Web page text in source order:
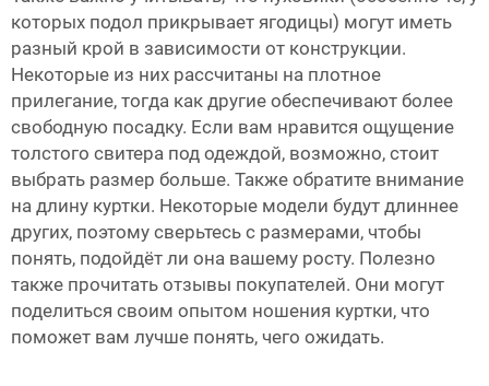
которых подол прикрывает ягодицы) могут иметь
разный крой в зависимости от конструкции.
Некоторые из них рассчитаны на плотное
прилегание, тогда как другие обеспечивают более
свободную посадку. Если вам нравится ощущение
толстого свитера под одеждой, возможно, стоит
выбрать размер больше. Также обратите внимание
на длину куртки. Некоторые модели будут длиннее
других, поэтому сверьтесь с размерами, чтобы
понять, подойдёт ли она вашему росту. Полезно
также прочитать отзывы покупателей. Они могут
поделиться своим опытом ношения куртки, что
поможет вам лучше понять, чего ожидать.